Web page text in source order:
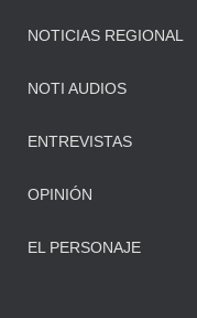
NOTICIAS REGIONAL
NOTI AUDIOS
ENTREVISTAS
OPINIÓN
EL PERSONAJE